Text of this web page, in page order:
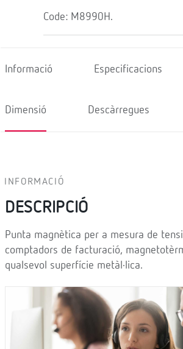
Code: M8990H.
Informació Especificacions
Dimensió Descàrregues
INFORMACIÓ
DESCRIPCIÓ
Punta magnètica per a mesura de
comptadors de facturació,
qualsevol superfície metàl·lica.